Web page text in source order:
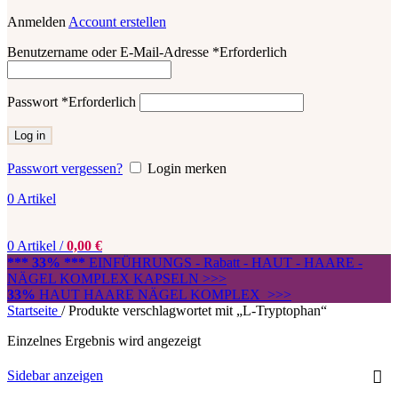
Anmelden Account erstellen
Benutzername oder E-Mail-Adresse *Erforderlich
Passwort *Erforderlich
Log in
Passwort vergessen?
Login merken
0 Artikel
0 Artikel / 0,00 €
*** 33% *** EINFÜHRUNGS - Rabatt - HAUT - HAARE -
NÄGEL KOMPLEX KAPSELN >>>
33% HAUT HAARE NÄGEL KOMPLEX >>>
Startseite / Produkte verschlagwortet mit „L-Tryptophan“
Einzelnes Ergebnis wird angezeigt
Sidebar anzeigen